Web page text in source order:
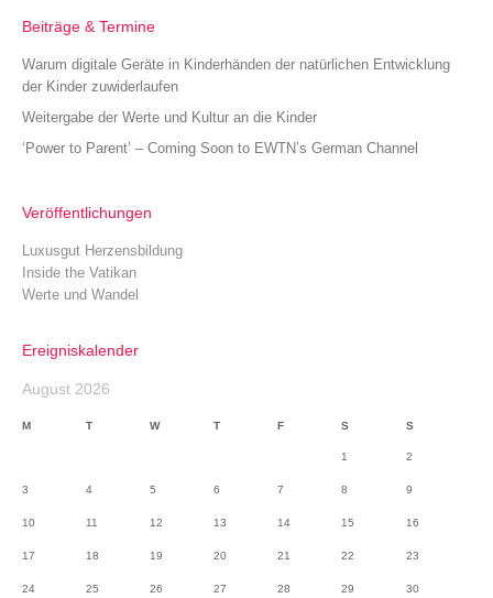
Beiträge & Termine
Warum digitale Geräte in Kinderhänden der natürlichen Entwicklung
der Kinder zuwiderlaufen
Weitergabe der Werte und Kultur an die Kinder
‘Power to Parent’ – Coming Soon to EWTN’s German Channel
Veröffentlichungen
Luxusgut Herzensbildung
Inside the Vatikan
Werte und Wandel
Ereigniskalender
August 2026
M T W T F S S
1 2
3 4 5 6 7 8 9
10 11 12 13 14 15 16
17 18 19 20 21 22 23
24 25 26 27 28 29 30